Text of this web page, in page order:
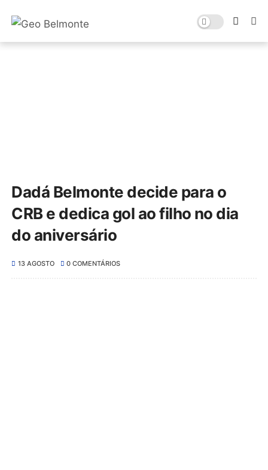
Dadá Belmonte decide para o
CRB e dedica gol ao filho no dia
do aniversário
13 AGOSTO 0 COMENTÁRIOS